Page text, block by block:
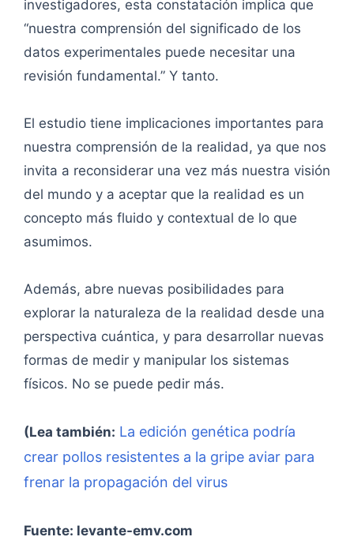
investigadores, esta constatación implica que
“nuestra comprensión del significado de los
datos experimentales puede necesitar una
revisión fundamental.” Y tanto.
El estudio tiene implicaciones importantes para
nuestra comprensión de la realidad, ya que nos
invita a reconsiderar una vez más nuestra visión
del mundo y a aceptar que la realidad es un
concepto más fluido y contextual de lo que
asumimos.
Además, abre nuevas posibilidades para
explorar la naturaleza de la realidad desde una
perspectiva cuántica, y para desarrollar nuevas
formas de medir y manipular los sistemas
físicos. No se puede pedir más.
(Lea también: La edición genética podría
crear pollos resistentes a la gripe aviar para
frenar la propagación del virus
Fuente: levante-emv.com